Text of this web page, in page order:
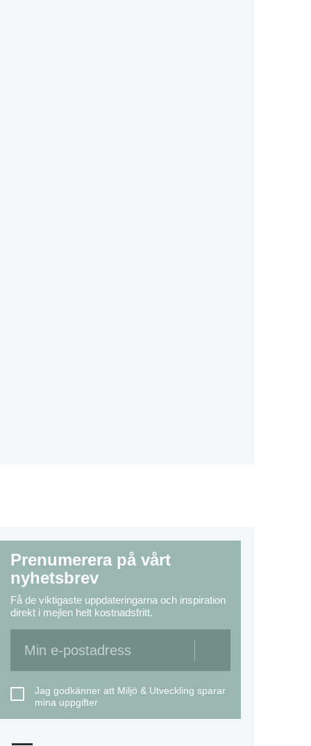
Prenumerera på vårt
nyhetsbrev
Få de viktigaste uppdateringarna och inspiration
direkt i mejlen helt kostnadsfritt.
Jag godkänner att Miljö & Utveckling sparar
mina uppgifter